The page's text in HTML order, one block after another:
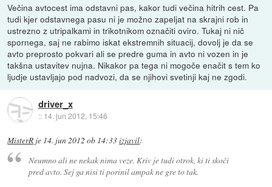
Večina avtocest ima odstavni pas, kakor tudi večina hitrih cest. Pa
tudi kjer odstavnega pasu ni je možno zapeljat na skrajni rob in
ustrezno z utripalkami in trikotnikom označiti oviro. Tukaj ni nič
spornega, saj ne rabimo iskat ekstremnih situacij, dovolj je da se
avto preprosto pokvari ali se predre guma in avto ni vozen in je
takšna ustavitev nujna. Nikakor pa tega ni mogoče enačit s tem ko
ljudje ustavljajo pod nadvozi, da se njihovi svetinji kaj ne zgodi.
driver_x
:: 14. jun 2012, 15:46
MisterR je 14. jun 2012 ob 14:33izjavil:
Neumno ali ne nekak nima veze. Kriv je tudi otrok, ki ti skoči
pred avto. Sej ga nisi ti porinil ampak ne gre to tak.